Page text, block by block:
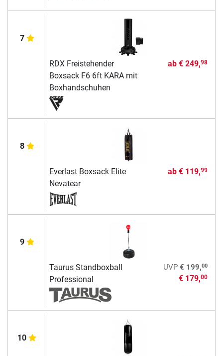
7
RDX Freistehender
Boxsack F6 6ft KARA mit
Boxhandschuhen
ab € 249,98
8
Everlast Boxsack Elite
Nevatear
ab € 119,99
9
Taurus Standboxball
Professional
UVP € 199,00
€ 179,00
10